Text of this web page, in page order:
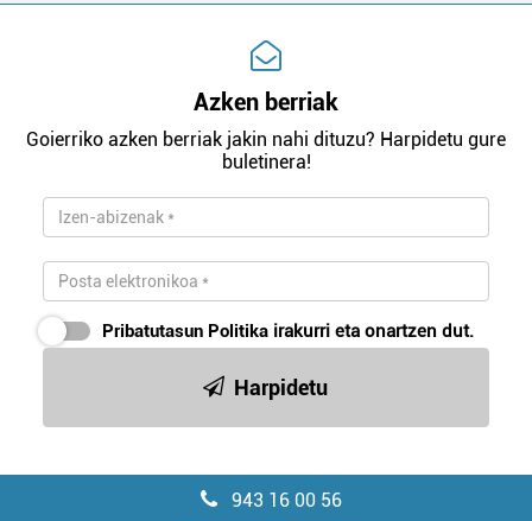
Azken berriak
Goierriko azken berriak jakin nahi dituzu? Harpidetu gure
buletinera!
Pribatutasun Politika irakurri eta onartzen dut.
Harpidetu
943 16 00 56